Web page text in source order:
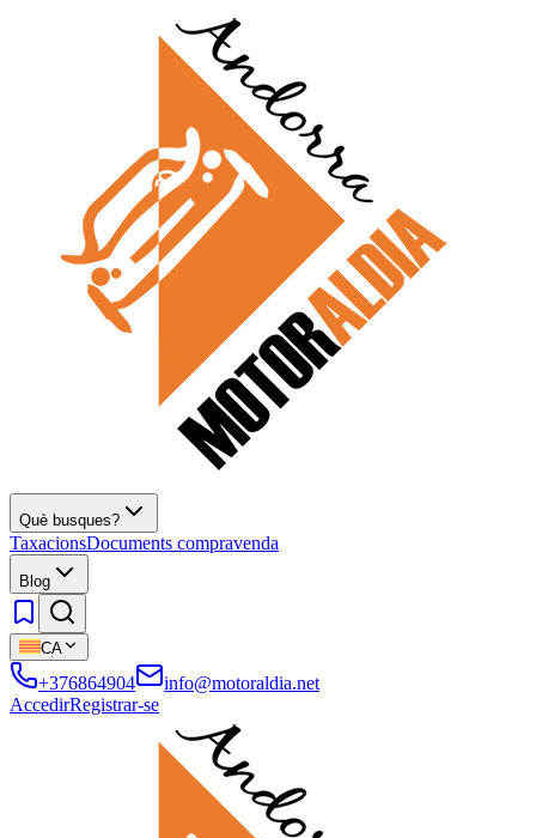
Què busques?
TaxacionsDocuments compravenda
Blog
CA
+376864904
info@motoraldia.net
AccedirRegistrar-se